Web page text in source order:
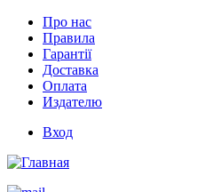
Про нас
Правила
Гарантії
Доставка
Оплата
Издателю
Вход